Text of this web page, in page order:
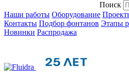
Поиск
Наши работы Оборудование
Контакты Подбор фонтанов Этапы
Новинки Распродажа